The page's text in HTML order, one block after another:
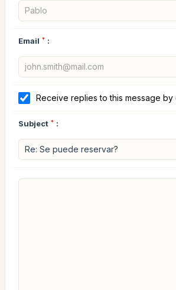
Email * :
Receive replies to this message by
Subject * :